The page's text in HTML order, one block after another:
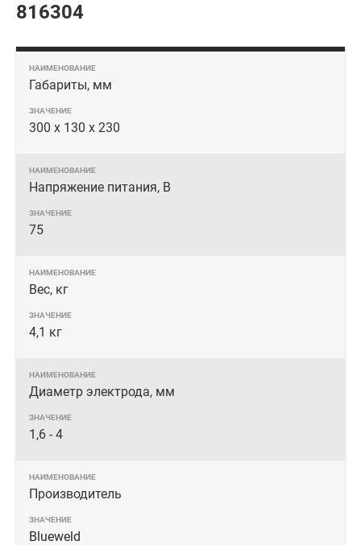
816304
Габариты, мм
300 х 130 х 230
Напряжение питания, В
75
Вес, кг
4,1 кг
Диаметр электрода, мм
1,6 - 4
Производитель
Blueweld